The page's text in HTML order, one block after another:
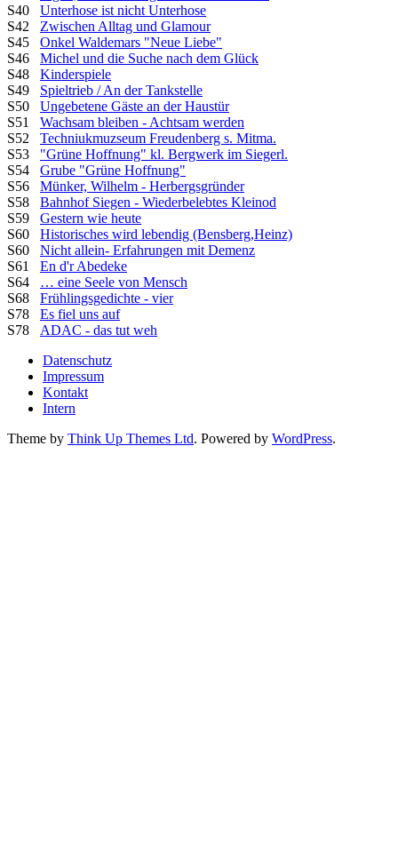
S40 Unterhose ist nicht Unterhose
S42 Zwischen Alltag und Glamour
S45 Onkel Waldemars "Neue Liebe"
S46 Michel und die Suche nach dem Glück
S48 Kinderspiele
S49 Spieltrieb / An der Tankstelle
S50 Ungebetene Gäste an der Haustür
S51 Wachsam bleiben - Achtsam werden
S52 Techniukmuzseum Freudenberg s. Mitma.
S53 "Grüne Hoffnung" kl. Bergwerk im Siegerl.
S54 Grube "Grüne Hoffnung"
S56 Münker, Wilhelm - Herbergsgründer
S58 Bahnhof Siegen - Wiederbelebtes Kleinod
S59 Gestern wie heute
S60 Historisches wird lebendig (Bensberg,Heinz)
S60 Nicht allein- Erfahrungen mit Demenz
S61 En d'r Abedeke
S64 … eine Seele von Mensch
S68 Frühlingsgedichte - vier
S78 Es fiel uns auf
S78 ADAC - das tut weh
Datenschutz
Impressum
Kontakt
Intern
Theme by Think Up Themes Ltd. Powered by WordPress.